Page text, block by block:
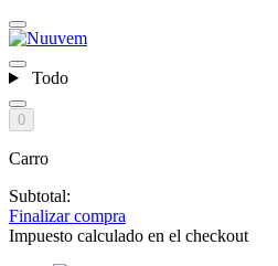
Todo
0
Carro
Subtotal:
Finalizar compra
Impuesto calculado en el checkout